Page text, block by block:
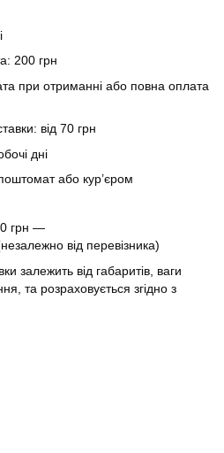
200 грн
при отриманні або повна оплата
від 70 грн
дні
або кур’єром
грн —
від перевізника)
залежить від габаритів, ваги
та розраховується згідно з